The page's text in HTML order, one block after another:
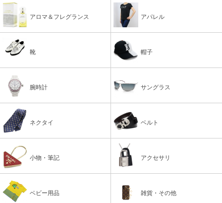
アロマ＆フレグランス アパレル
靴 帽子
腕時計 サングラス
ネクタイ ベルト
小物・筆記 アクセサリ
ベビー用品 雑貨・その他